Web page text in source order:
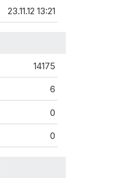
23.11.12 13:21
14175
6
0
0